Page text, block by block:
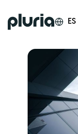
Logo Pluria ES